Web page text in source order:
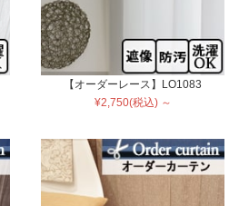
【オーダーレース】LO1083
¥2,750(税込) ～